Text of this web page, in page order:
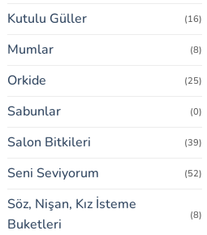
Kutulu Güller (16)
Mumlar (8)
Orkide (25)
Sabunlar (0)
Salon Bitkileri (39)
Seni Seviyorum (52)
Söz, Nişan, Kız İsteme
Buketleri
(8)